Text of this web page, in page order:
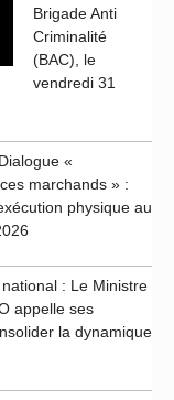
Brigade Anti
Criminalité
(BAC), le
vendredi 31
«
marchands » :
physique au
: Le Ministre
appelle ses
la dynamique